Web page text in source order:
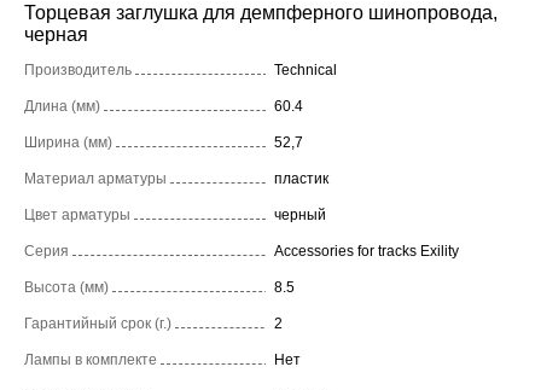
Торцевая заглушка для демпферного шинопровода,
черная
Производитель Technical
Длина (мм) 60.4
Ширина (мм) 52,7
Материал арматуры пластик
Цвет арматуры черный
Серия Accessories for tracks Exility
Высота (мм) 8.5
Гарантийный срок (г.) 2
Лампы в комплекте Нет